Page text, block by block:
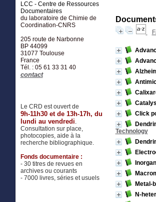
Click
Technology
Metal-
N-
LCC - Centre de Ressources
Documentaires
du laboratoire de Chimie de
Coordination-CNRS
205 route de Narbonne
BP 44099
31077 Toulouse
France
Tél. : 05 61 33 31 40
contact
Le CRD est ouvert de
9h-11h30 et de 13h-17h, du
lundi au vendredi.
Consultation sur place,
photocopies, aide à la
recherche bibliographique.
Fonds documentaire :
- 30 titres de revues en
archives ou courants
- 7000 livres, séries et usuels